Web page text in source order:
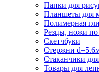
Папки для
Планшеты для
Полимерная
Резцы, ножи по
Скетчбуки
Стержни
Стаканчики
Товары для